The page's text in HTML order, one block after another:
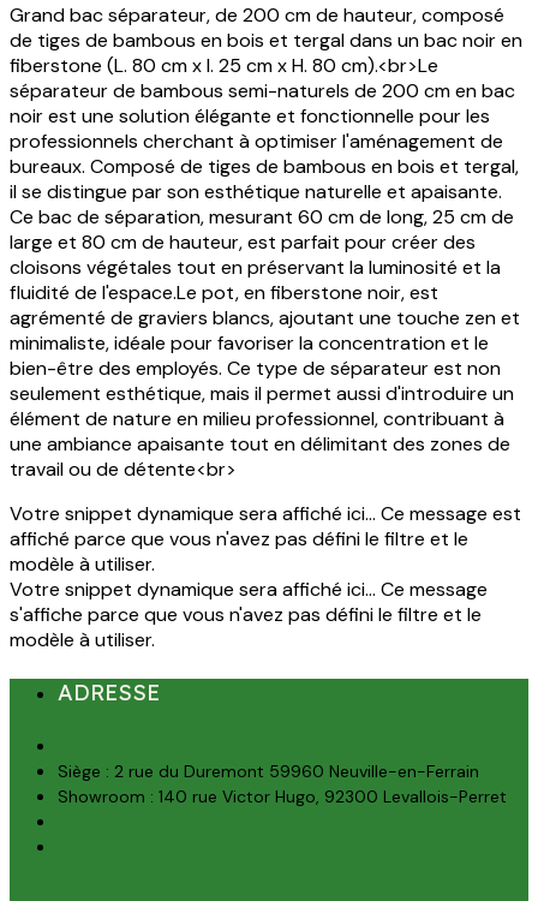
Grand bac séparateur, de 200 cm de hauteur, composé
de tiges de bambous en bois et tergal dans un bac noir en
fiberstone (L. 80 cm x l. 25 cm x H. 80 cm).<br>Le
séparateur de bambous semi-naturels de 200 cm en bac
noir est une solution élégante et fonctionnelle pour les
professionnels cherchant à optimiser l'aménagement de
bureaux. Composé de tiges de bambous en bois et tergal,
il se distingue par son esthétique naturelle et apaisante.
Ce bac de séparation, mesurant 60 cm de long, 25 cm de
large et 80 cm de hauteur, est parfait pour créer des
cloisons végétales tout en préservant la luminosité et la
fluidité de l'espace.Le pot, en fiberstone noir, est
agrémenté de graviers blancs, ajoutant une touche zen et
minimaliste, idéale pour favoriser la concentration et le
bien-être des employés. Ce type de séparateur est non
seulement esthétique, mais il permet aussi d'introduire un
élément de nature en milieu professionnel, contribuant à
une ambiance apaisante tout en délimitant des zones de
travail ou de détente<br>
Votre snippet dynamique sera affiché ici... Ce message est
affiché parce que vous n'avez pas défini le filtre et le
modèle à utiliser.
Votre snippet dynamique sera affiché ici... Ce message
s'affiche parce que vous n'avez pas défini le filtre et le
modèle à utiliser.
ADRESSE
Siège : 2 rue du Duremont 59960 Neuville-en-Ferrain
Showroom : 140 rue Victor Hugo, 92300 Levallois-Perret